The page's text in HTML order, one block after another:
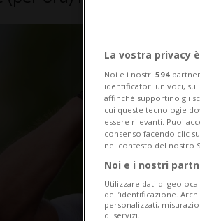
La vostra privacy
Noi e i nostri 594
identificatori univoci,
affinché supportino gli
cui queste tecnologie
essere rilevanti. Puoi
consenso facendo clic
nel contesto del nostro
Noi e i nostri
Utilizzare dati di
dell’identificazione.
personalizzati,
di servizi.